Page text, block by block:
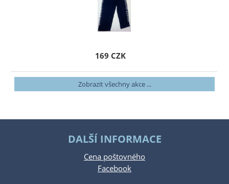
169 CZK
Zobrazit všechny akce ...
DALŠÍ INFORMACE
Cena poštovného
Facebook